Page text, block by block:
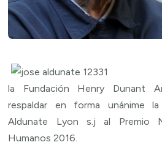
la Fundación Henry Dunant
respaldar en forma unánime
Aldunate Lyon s.j al Premio
Humanos 2016.